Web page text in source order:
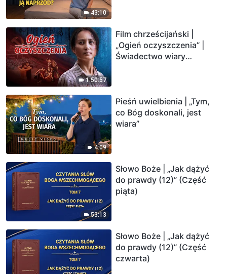
43:10
1:50:57
Film chrześcijański |
„Ogień oczyszczenia” |
Świadectwo wiary
4:09
Pieśń uwielbienia | „Tym,
co Bóg doskonali, jest
wiara”
53:13
Słowo Boże | „Jak dążyć
do prawdy (12)” (Część
piąta)
Słowo Boże | „Jak dążyć
do prawdy (12)” (Część
czwarta)